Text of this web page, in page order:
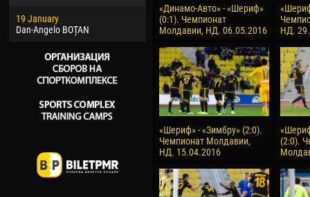
19 January
Dan-Angelo BOȚAN
28 March
Raí LOPES DE OLIVEIRA
15
Ivan
«Динамо-Авто» - «Шериф»
(0:1). Чемпионат
Молдавии, НД. 06.05.2016
НД.
«Шериф» - «Зимбру» (2:0).
Чемпионат Молдавии,
НД. 15.04.2016
(2:0).